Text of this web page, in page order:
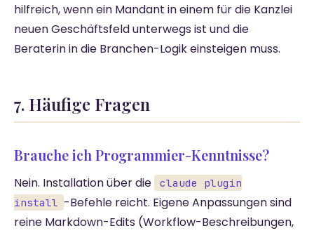
hilfreich, wenn ein Mandant in einem für die Kanzlei
neuen Geschäftsfeld unterwegs ist und die
Beraterin in die Branchen-Logik einsteigen muss.
7. Häufige Fragen
Brauche ich Programmier-Kenntnisse?
Nein. Installation über die
claude plugin
install -Befehle reicht. Eigene Anpassungen sind
reine Markdown-Edits (Workflow-Beschreibungen,